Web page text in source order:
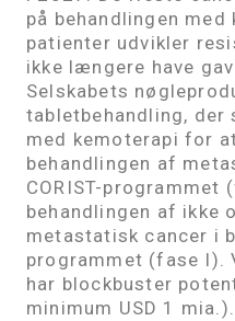
på behandlingen med
patienter udvikler
ikke længere have
Selskabets
tabletbehandling, der
med kemoterapi for
behandlingen af
CORIST-programmet
behandlingen af ikke
metastatisk cancer i
programmet (fase I).
har blockbuster
minimum USD 1 mia.).